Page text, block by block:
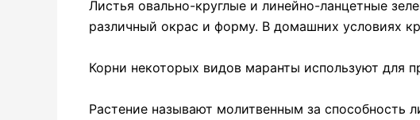
Листья овально-круглые и линейно-ланцетные
различный окрас и форму. В домашних условиях
Корни некоторых видов маранты используют для
Растение называют молитвенным за способность